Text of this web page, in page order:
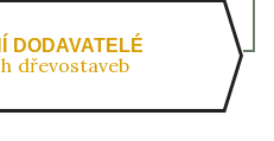
DODAVATELÉ
dřevostaveb